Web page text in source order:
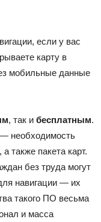
если у вас
карту в
мобильные данные
, так и бесплатным.
необходимость
также пакета карт.
без труда могут
навигации — их
такого ПО весьма
и масса